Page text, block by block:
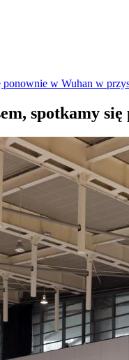
w Wuhan w
spotkamy